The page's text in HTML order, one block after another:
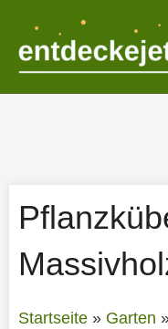
springen
Startseite» Garten